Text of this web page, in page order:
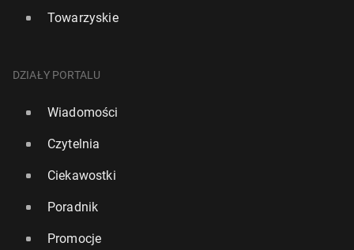
Towarzyskie
DZIAŁY PORTALU
Wiadomości
Czytelnia
Ciekawostki
Poradnik
Promocje